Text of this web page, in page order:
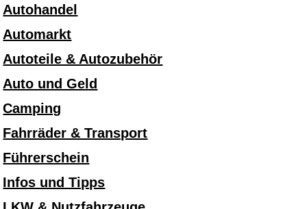
Autohandel
Automarkt
Autoteile & Autozubehör
Auto und Geld
Camping
Fahrräder & Transport
Führerschein
Infos und Tipps